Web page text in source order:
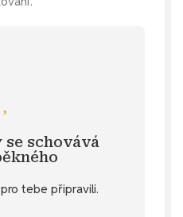
schovává
tebe připravili.
si přeješ svou
počasí ? Snadná
na přání.